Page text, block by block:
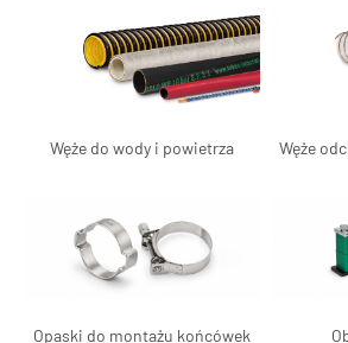
Węże do wody i powietrza Węże
Opaski do montażu końcówek